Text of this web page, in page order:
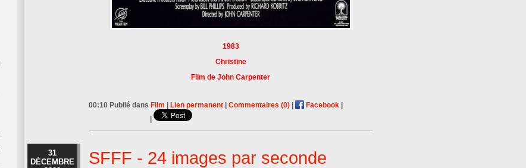
1983
Christine
Film de John Carpenter
00:10 Publié dans Film Lien permanent Commentaires (0) Facebook
31
DÉCEMBRE
SFFF - 24 images par seconde